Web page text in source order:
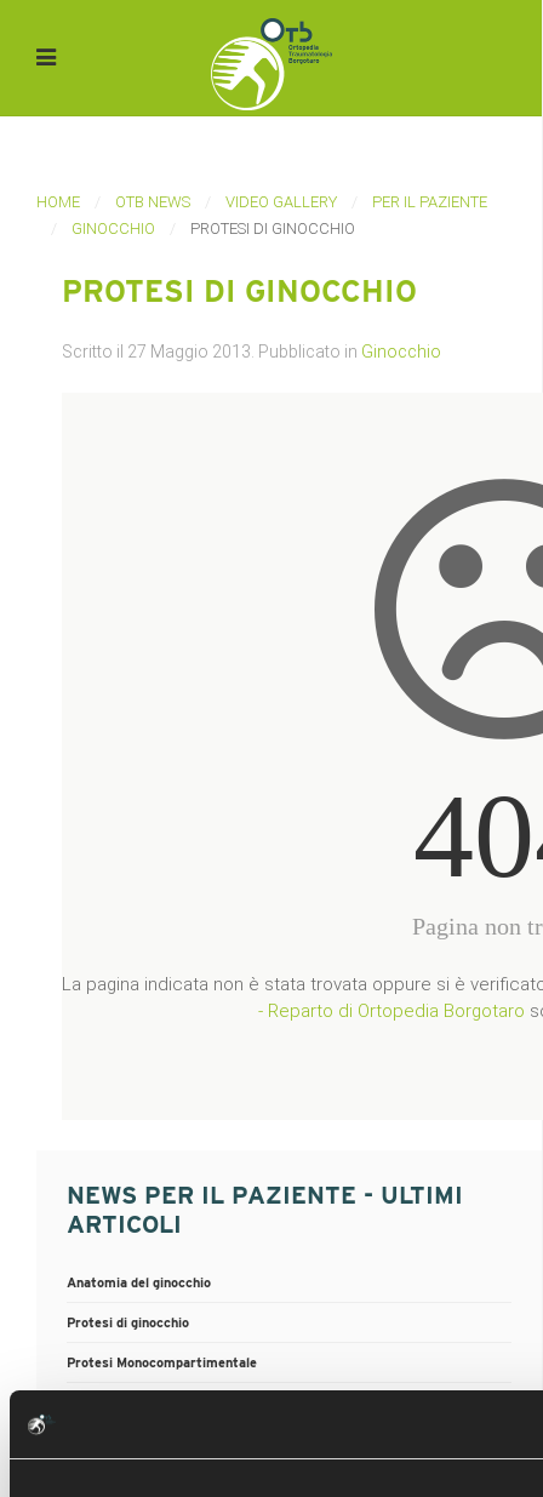
HOME OTB NEWS VIDEO GALLERY
PER IL PAZIENTE
GINOCCHIO
PROTESI DI GINOCCHIO
PROTESI DI GINOCCHIO
Scritto il 27 Maggio 2013 . Pubblicato in Ginocchio
NEWS PER IL PAZIENTE - ULTIMI
ARTICOLI
Anatomia del ginocchio
Protesi di ginocchio
Protesi Monocompartimentale